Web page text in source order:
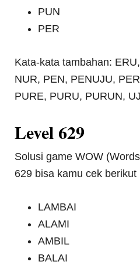
PUN
PER
Kata-kata tambahan:
NUR, PEN, PENUJU,
PURE, PURU, PURUN,
Level 629
Solusi game WOW
629 bisa kamu cek berikut
LAMBAI
ALAMI
AMBIL
BALAI